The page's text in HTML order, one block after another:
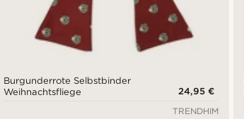
Burgunderrote Selbstbinder
Weihnachtsfliege
24,95 €
TRENDHIM